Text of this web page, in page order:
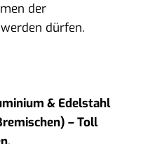
der
dürfen.
& Edelstahl
– Toll